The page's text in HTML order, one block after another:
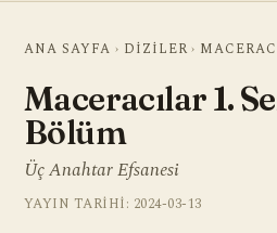
ANA SAYFA › DIZILER ›
Maceracılar 1.
Bölüm
Üç Anahtar Efsanesi
YAYIN TARIHI: 2024-03-13